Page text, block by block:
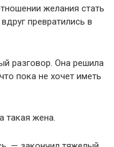
желания стать
превратились в
разговор. Она решила
пока не хочет иметь
такая жена.